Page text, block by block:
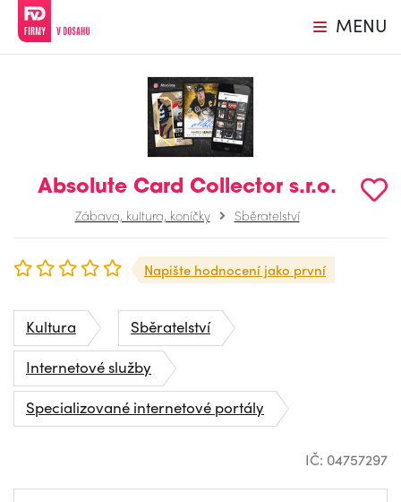
MENU
Absolute Card Collector s.r.o.
Zábava, kultura, koníčky Sběratelství
Napište hodnocení jako první
Kultura
Sběratelství
Internetové služby
Specializované internetové portály
IČ: 04757297